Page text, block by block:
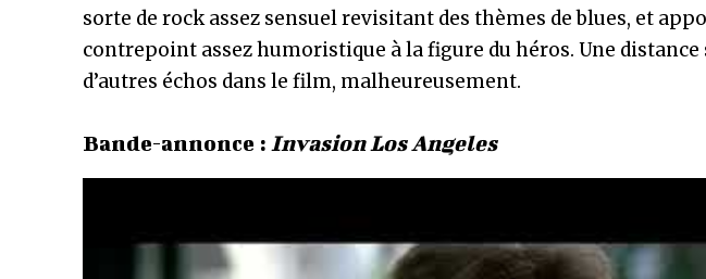
sorte de rock assez sensuel revisitant des thèmes de blues, et
contrepoint assez humoristique à la figure du héros. Une
d’autres échos dans le film, malheureusement.
Bande-annonce : Invasion Los Angeles